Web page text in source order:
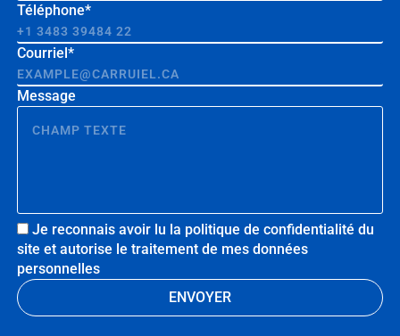
Téléphone*
Courriel*
Message
Je reconnais avoir lu la politique de confidentialité du
site et autorise le traitement de mes données
personnelles